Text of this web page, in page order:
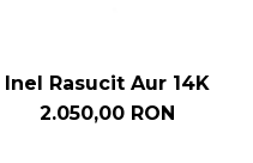
Inel Rasucit Aur 14K
2.050,00 RON